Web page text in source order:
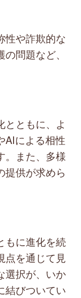
性や詐欺的な
問題など、
ともに、よ
AIによる相性
。また、多様
提供が求めら
もに進化を続
点を通じて見
選択が、いか
結びついてい